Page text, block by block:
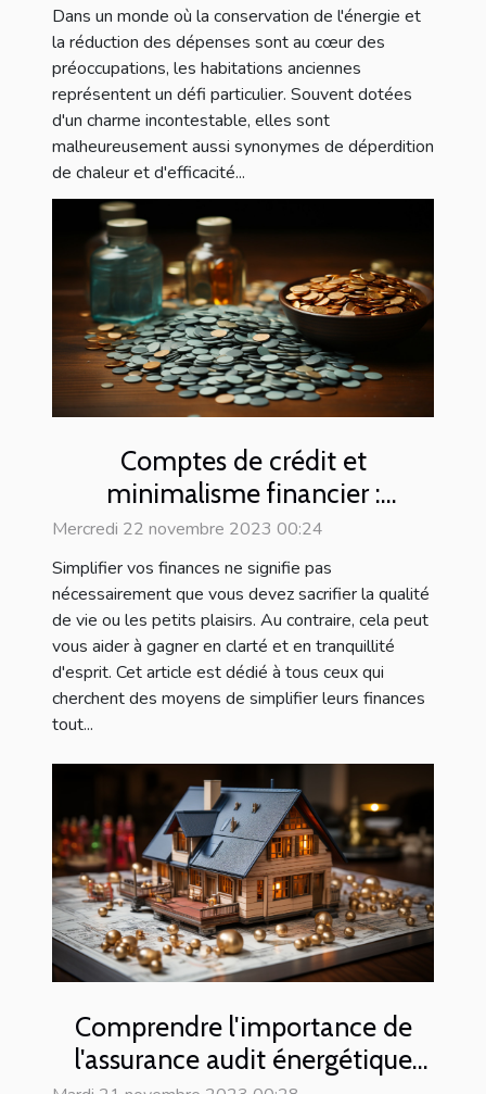
Dans un monde où la conservation de l'énergie et
la réduction des dépenses sont au cœur des
préoccupations, les habitations anciennes
représentent un défi particulier. Souvent dotées
d'un charme incontestable, elles sont
malheureusement aussi synonymes de déperdition
de chaleur et d'efficacité...
Comptes de crédit et
minimalisme financier :
comment simplifier vos finances
Mercredi 22 novembre 2023 00:24
Simplifier vos finances ne signifie pas
nécessairement que vous devez sacrifier la qualité
de vie ou les petits plaisirs. Au contraire, cela peut
vous aider à gagner en clarté et en tranquillité
d'esprit. Cet article est dédié à tous ceux qui
cherchent des moyens de simplifier leurs finances
tout...
Comprendre l'importance de
l'assurance audit énergétique